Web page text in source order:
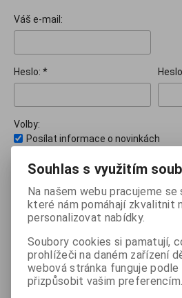
Váš e-mail:
Heslo: *
Volby:
Posílat informace o novinkách
Poznámka:
Registrovat
Souhlas s využitím
Na našem webu pracujeme se
které nám pomáhají zkvalitnit
personalizovat nabídky.
Soubory cookies si pamatují,
prohlížeči na daném zařízení
webová stránka funguje podle
přizpůsobit vašim preferencím.